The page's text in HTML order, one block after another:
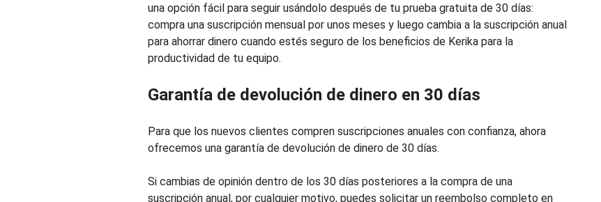
una opción fácil para seguir usándolo después de tu prueba gratuita de 30 días:
compra una suscripción mensual por unos meses y luego cambia a la suscripción anual
para ahorrar dinero cuando estés seguro de los beneficios de Kerika para la
productividad de tu equipo.
Garantía de devolución de dinero en 30 días
Para que los nuevos clientes compren suscripciones anuales con confianza, ahora
ofrecemos una garantía de devolución de dinero de 30 días.
Si cambias de opinión dentro de los 30 días posteriores a la compra de una
suscripción anual, por cualquier motivo, puedes solicitar un reembolso completo en